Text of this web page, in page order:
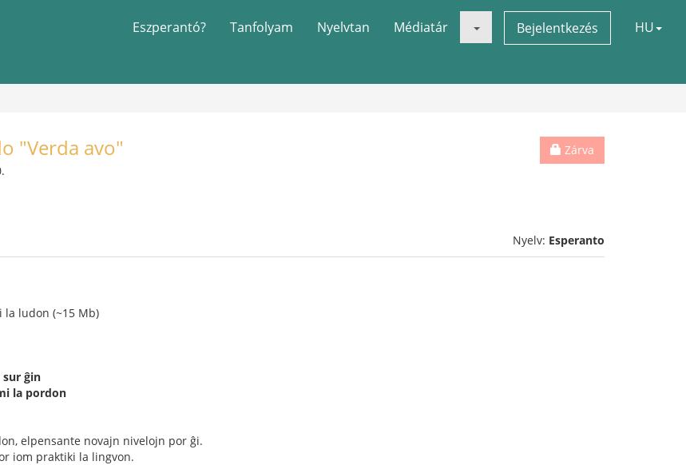
Eszperantó? Tanfolyam Nyelvtan Médiatár Bejelentkezés HU
Zárva
"Verda avo"
Nyelv: Esperanto
ludon (~15 Mb)
ĝin
la pordon
elpensante novajn nivelojn por ĝi.
iom praktiki la lingvon.